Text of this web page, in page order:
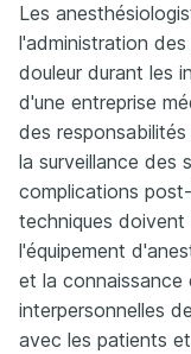
Les
l'administration
douleur durant les
d'une entreprise
des
la surveillance des
complications
techniques
l'équipement
et la connaissance
interpersonnelles
avec les patients